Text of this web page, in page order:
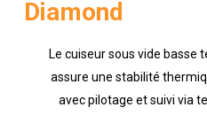
Diamond
Le cuiseur sous vide basse
assure une stabilité
avec pilotage et suivi via